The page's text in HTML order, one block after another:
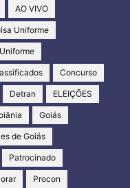
AO VIVO
Uniforme
Concurso
Detran ELEIÇÕES
Goiás
de Goiás
Patrocinado
Procon